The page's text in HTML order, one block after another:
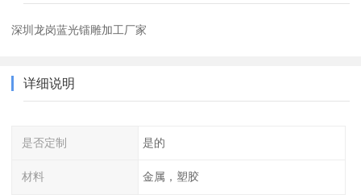
深圳龙岗蓝光镭雕加工厂家
详细说明
是否定制 是的
材料 金属，塑胶